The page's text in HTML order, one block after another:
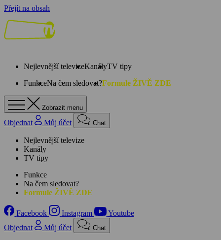
Přejít na obsah
Nejlevnější televizeKanályTV tipy
FunkceNa čem sledovat?Formule ŽIVĚ ZDE
Zobrazit menu
Objednat Můj účet Chat
Nejlevnější televize
Kanály
TV tipy
Funkce
Na čem sledovat?
Formule ŽIVĚ ZDE
Facebook Instagram
Youtube
Objednat
Můj účet Chat